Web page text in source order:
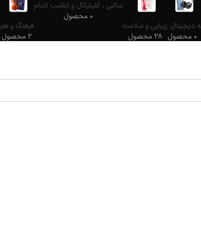
دیجیتال
۰ محصول
زیبایی و سلامت
۲۸ محصول
سالنی ، کلینیکال و تناسب اندام
۰ محصول
فرهنگ و هنر
۲ محصول